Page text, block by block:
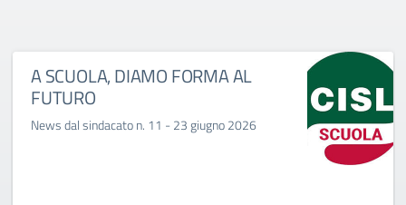
A SCUOLA, DIAMO FORMA AL
FUTURO
News dal sindacato n. 11 - 23 giugno 2026